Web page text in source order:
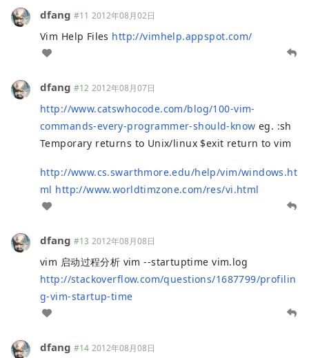
dfang #11 2012年08月02日
Vim Help Files http://vimhelp.appspot.com/
dfang #12 2012年08月07日
http://www.catswhocode.com/blog/100-vim-
commands-every-programmer-should-know eg. :sh
Temporary returns to Unix/linux $exit return to vim
http://www.cs.swarthmore.edu/help/vim/windows.ht
ml http://www.worldtimzone.com/res/vi.html
dfang #13 2012年08月08日
vim 启动过程分析 vim --startuptime vim.log
http://stackoverflow.com/questions/1687799/profilin
g-vim-startup-time
dfang #14 2012年08月08日